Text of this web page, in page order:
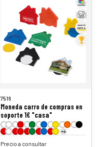
7516
Moneda carro de compras en
soporte 1€ "casa"
+4
Precio a consultar